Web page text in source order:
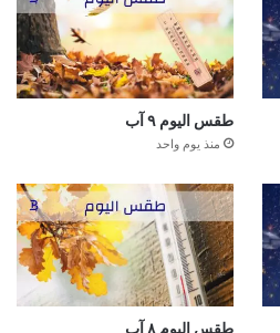
طقس اليوم ٩ آب
منذ يوم واحد
طقس اليوم ٨ آب